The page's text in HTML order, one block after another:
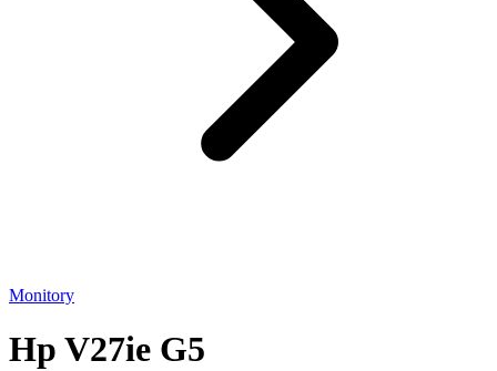
Monitory
Hp V27ie G5